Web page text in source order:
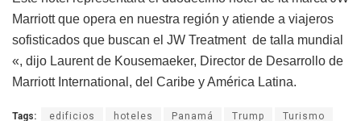
Marriott que opera en nuestra región y atiende a viajeros
sofisticados que buscan el JW Treatment de talla mundial
«, dijo Laurent de Kousemaeker, Director de Desarrollo de
Marriott International, del Caribe y América Latina.
Tags: edificios hoteles Panamá Trump Turismo